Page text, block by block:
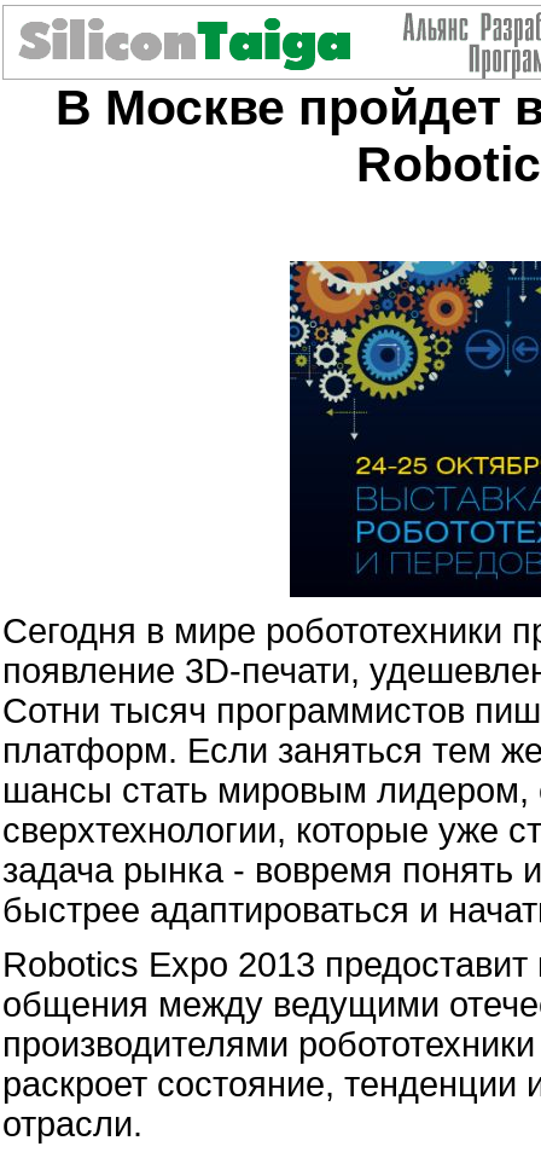
В Москве пройдет
Сегодня в мире робототехники
появление 3D-печати,
Сотни тысяч программистов
платформ. Если заняться тем
шансы стать мировым лидером,
сверхтехнологии, которые уже
задача рынка - вовремя понять
быстрее адаптироваться и
Robotics Expo 2013
общения между ведущими
производителями
раскроет состояние,
отрасли.